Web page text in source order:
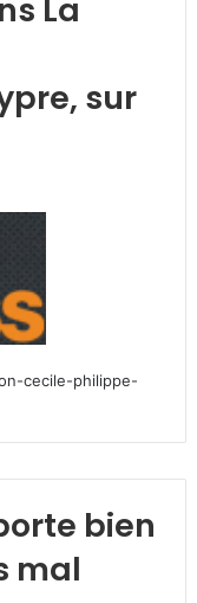
La
sur
cecile-philippe-
bien
mal